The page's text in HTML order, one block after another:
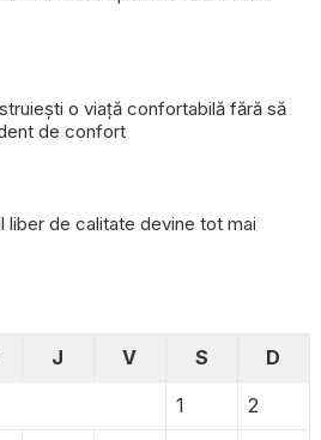
o viață confortabilă fără să
de confort
liber de calitate devine tot mai
J V S
D
1
2